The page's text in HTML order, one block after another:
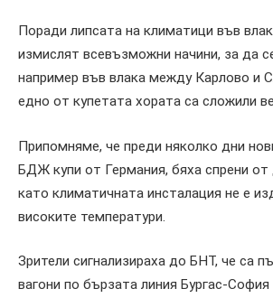
Поради липсата на климатици във
измислят всевъзможни начини, за да
например във влака между Карлово и
едно от купетата хората са сложили
Припомняме, че преди няколко дни
БДЖ купи от Германия, бяха спрени от
като климатичната инсталация не е
високите температури.
Зрители сигнализираха до БНТ, че са
вагони по бързата линия Бургас-